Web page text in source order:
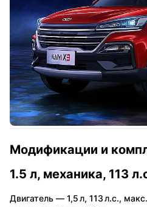
Модификации и
1.5 л, механика, 113
Двигатель — 1,5 л, 113 л.с.,